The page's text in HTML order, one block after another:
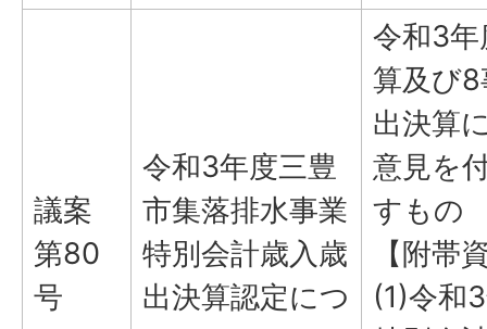
議案
第80
号
令和3年度三豊
市集落排水事業
特別会計歳入歳
出決算認定につ
令和3年
算及び
出決算
意見を
すもの
【附帯
(1)令和